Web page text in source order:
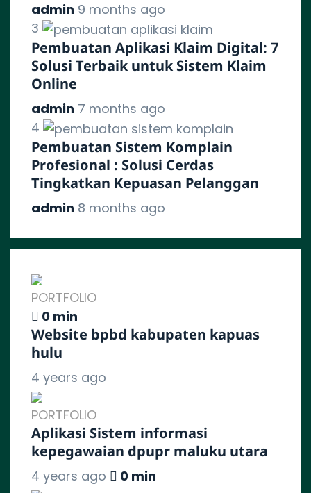
admin 9 months ago
3
Pembuatan Aplikasi Klaim Digital: 7
Solusi Terbaik untuk Sistem Klaim
Online
admin 7 months ago
4
Pembuatan Sistem Komplain
Profesional : Solusi Cerdas
Tingkatkan Kepuasan Pelanggan
admin 8 months ago
PORTFOLIO
0 min
Website bpbd kabupaten kapuas
hulu
4 years ago
PORTFOLIO
Aplikasi Sistem informasi
kepegawaian dpupr maluku utara
4 years ago 0 min